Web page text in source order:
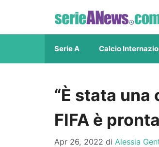
contenuto
Serie A Calcio
“È stata una
FIFA è
Apr 26, 2022 di Alessia